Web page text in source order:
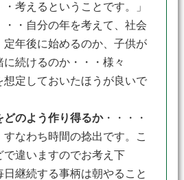
えるということです。」
・・自分の年を考えて、社会
定年後に始めるのか、子供が
続けるのか・・・様々
しておいたほうが良いで
どのよう作り得るか・・・・
なわち時間の捻出です。こ
で違いますのでお考え下
続する事柄は朝やること